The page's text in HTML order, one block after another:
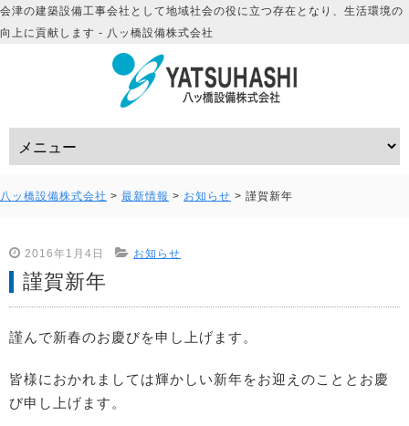
会津の建築設備工事会社として地域社会の役に立つ存在となり、生活環境の
向上に貢献します - 八ッ橋設備株式会社
八ッ橋設備株式会社 > 最新情報 > お知らせ > 謹賀新年
2016年1月4日 お知らせ
謹賀新年
謹んで新春のお慶びを申し上げます。
皆様におかれましては輝かしい新年をお迎えのこととお慶
び申し上げます。